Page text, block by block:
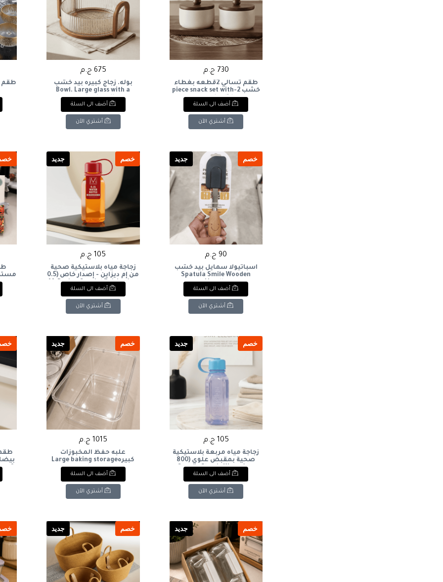
730 ج.م
طقم تسالي 2قطعه بغطاء
خشب 2-piece snack set with
wooden lid
أضف الى السلة
أشتري الآن
675 ج.م
بوله. زجاج كبيره بيد خشب
Bowl. Large glass with a
wooden handle.
أضف الى السلة
أشتري الآن
خصم جديد
90 ج.م
اسباتيولا سمايل بيد خشب
Spatula Smile Wooden
Handle
أضف الى السلة
أشتري الآن
خصم جديد
105 ج.م
زجاجة مياه بلاستيكية صحية
من إم ديزاين - إصدار خاص (0.5
لتر)M-Design Special Edition
Plastic Water Bottle (0.5L)
أضف الى السلة
أشتري الآن
خصم جديد
105 ج.م
زجاجة مياه مربعة بلاستيكية
صحية بمقبض علوي (800
مل)Square Plastic Water
Bottle with Top Handle (800
ml)
أضف الى السلة
أشتري الآن
خصم جديد
1015 ج.م
علبه حفظ المخبوزات
كبيرهLarge baking storage
box
أضف الى السلة
أشتري الآن
&
خصم جديد خصم جديد